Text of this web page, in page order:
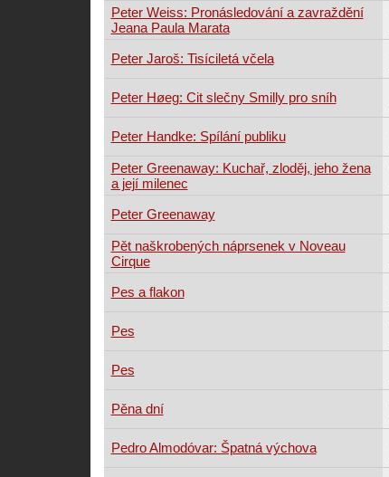
Peter Weiss: Pronásledování a zavraždění
Jeana Paula Marata
Peter Jaroš: Tisíciletá včela
Peter Høeg: Cit slečny Smilly pro sníh
Peter Handke: Spílání publiku
Peter Greenaway: Kuchař, zloděj, jeho žena
a její milenec
Peter Greenaway
Pět naškrobených náprsenek v Noveau
Cirque
Pes a flakon
Pes
Pes
Pěna dní
Pedro Almodóvar: Špatná výchova